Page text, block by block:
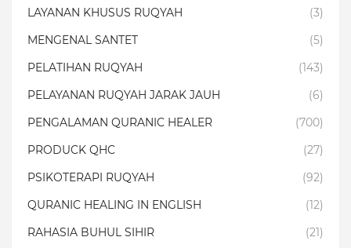
LAYANAN KHUSUS RUQYAH
(3)
MENGENAL SANTET
(5)
PELATIHAN RUQYAH
(143)
PELAYANAN RUQYAH JARAK JAUH
(6)
PENGALAMAN QURANIC HEALER
(700)
PRODUCK QHC
(27)
PSIKOTERAPI RUQYAH
(92)
QURANIC HEALING IN ENGLISH
(12)
RAHASIA BUHUL SIHIR
(21)